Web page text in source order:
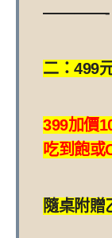
————-
二：499
399加價
吃到飽或
隨桌附贈